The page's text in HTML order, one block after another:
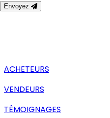
ACHETEURS
VENDEURS
TÉMOIGNAGES
Envoyez